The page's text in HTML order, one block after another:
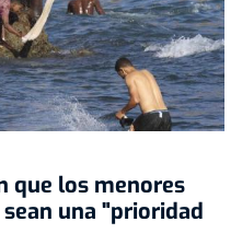
que los menores
una "prioridad